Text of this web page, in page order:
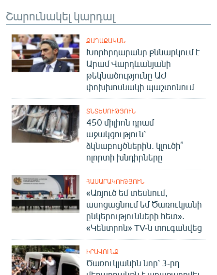
Շարունակել կարդալ
ՔԱՂԱՔԱԿԱՆ
Խորհրդարանը քննարկում է
Արամ Վարդևանյանի
թեկնածությունը ԱԺ
փոխխոսնակի պաշտոնում
ՏՆՏԵՍՈՒԹՅՈՒՆ
450 միլիոն դրամ
աջակցություն՝
ձկնաբույծներին. կլուծի՞
ոլորտի խնդիրները
ՀԱՍԱՐԱԿՈՒԹՅՈՒՆ
«Առյուծ եմ տեսնում,
ասոցացնում եմ Ծառուկյանի
ընկերությունների հետ».
«Կենտրոն» TV-ն տուգանվեց
ԻՐԱՎՈՒՆՔ
Ծառուկյանին նոր՝ 3-րդ